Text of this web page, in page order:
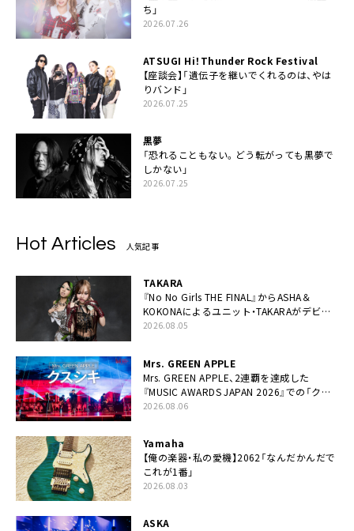
ち」
2026.07.26
ATSUGI Hi！Thunder Rock Festival
【座談会】「遺伝子を継いでくれるのは、やは
りバンド」
2026.07.25
黒夢
「恐れることもない。どう転がっても黒夢で
しかない」
2026.07.25
Hot Articles 人気記事
TAKARA
『No No Girls THE FINAL』からASHA＆
KOKONAによるユニット・TAKARAがデビュ
ー
2026.08.05
Mrs. GREEN APPLE
Mrs. GREEN APPLE、2連覇を達成した
『MUSIC AWARDS JAPAN 2026』での「クス
シキ」ライブパフォーマンスをYouTube公開
2026.08.06
Yamaha
【俺の楽器・私の愛機】2062「なんだかんだで
これが1番」
2026.08.03
ASKA